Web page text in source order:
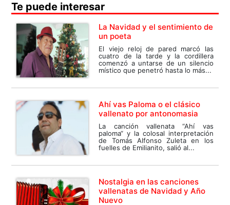
Te puede interesar
La Navidad y el sentimiento de
un poeta
El viejo reloj de pared marcó las
cuatro de la tarde y la cordillera
comenzó a untarse de un silencio
místico que penetró hasta lo más...
Ahí vas Paloma o el clásico
vallenato por antonomasia
La canción vallenata “Ahí vas
paloma“ y la colosal interpretación
de Tomás Alfonso Zuleta en los
fuelles de Emilianito, salió al...
Nostalgia en las canciones
vallenatas de Navidad y Año
Nuevo